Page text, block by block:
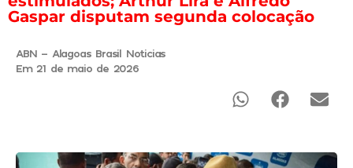
Gaspar disputam segunda colocação
ABN - Alagoas Brasil Noticias
Em 21 de maio de 2026